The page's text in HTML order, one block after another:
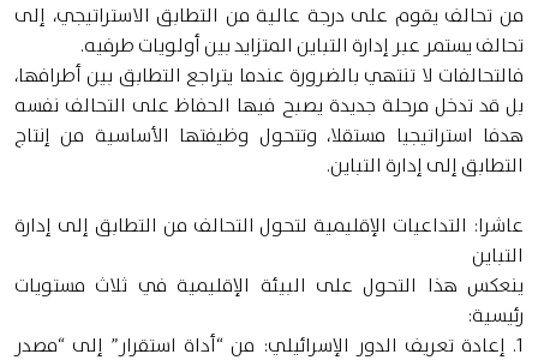
من تحالف يقوم على درجة عالية من التطابق الاستراتيجي، إلى
تحالف يستمر عبر إدارة التباين المتزايد بين أولويات طرفيه.
فالتحالفات لا تنتهي بالضرورة عندما يتراجع التطابق بين أطرافها،
بل قد تدخل مرحلة جديدة يصبح فيها الحفاظ على التحالف نفسه
هدفا استراتيجيا مستقلا، وتتحول وظيفتها الأساسية من إنتاج
التطابق إلى إدارة التباين.
عاشرا: التداعيات الإقليمية لتحول التحالف من التطابق إلى إدارة
التباين
ينعكس هذا التحول على البيئة الإقليمية في ثلاث مستويات
رئيسية:
1. إعادة تعريف الدور الإسرائيلي: من “أداة استقرار” إلى “مصدر